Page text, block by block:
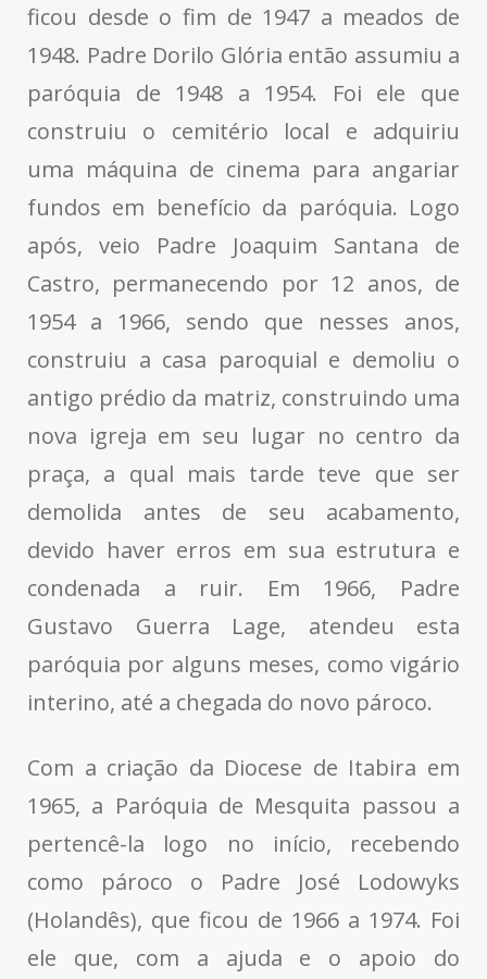
ficou desde o fim de 1947 a meados de
1948. Padre Dorilo Glória então assumiu a
paróquia de 1948 a 1954. Foi ele que
construiu o cemitério local e adquiriu
uma máquina de cinema para angariar
fundos em benefício da paróquia. Logo
após, veio Padre Joaquim Santana de
Castro, permanecendo por 12 anos, de
1954 a 1966, sendo que nesses anos,
construiu a casa paroquial e demoliu o
antigo prédio da matriz, construindo uma
nova igreja em seu lugar no centro da
praça, a qual mais tarde teve que ser
demolida antes de seu acabamento,
devido haver erros em sua estrutura e
condenada a ruir. Em 1966, Padre
Gustavo Guerra Lage, atendeu esta
paróquia por alguns meses, como vigário
interino, até a chegada do novo pároco.
Com a criação da Diocese de Itabira em
1965, a Paróquia de Mesquita passou a
pertencê-la logo no início, recebendo
como pároco o Padre José Lodowyks
(Holandês), que ficou de 1966 a 1974. Foi
ele que, com a ajuda e o apoio do